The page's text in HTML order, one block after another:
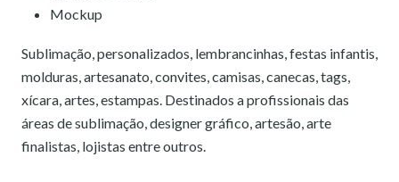
Mockup
Sublimação, personalizados, lembrancinhas, festas infantis,
molduras, artesanato, convites, camisas, canecas, tags,
xícara, artes, estampas. Destinados a profissionais das
áreas de sublimação, designer gráfico, artesão, arte
finalistas, lojistas entre outros.